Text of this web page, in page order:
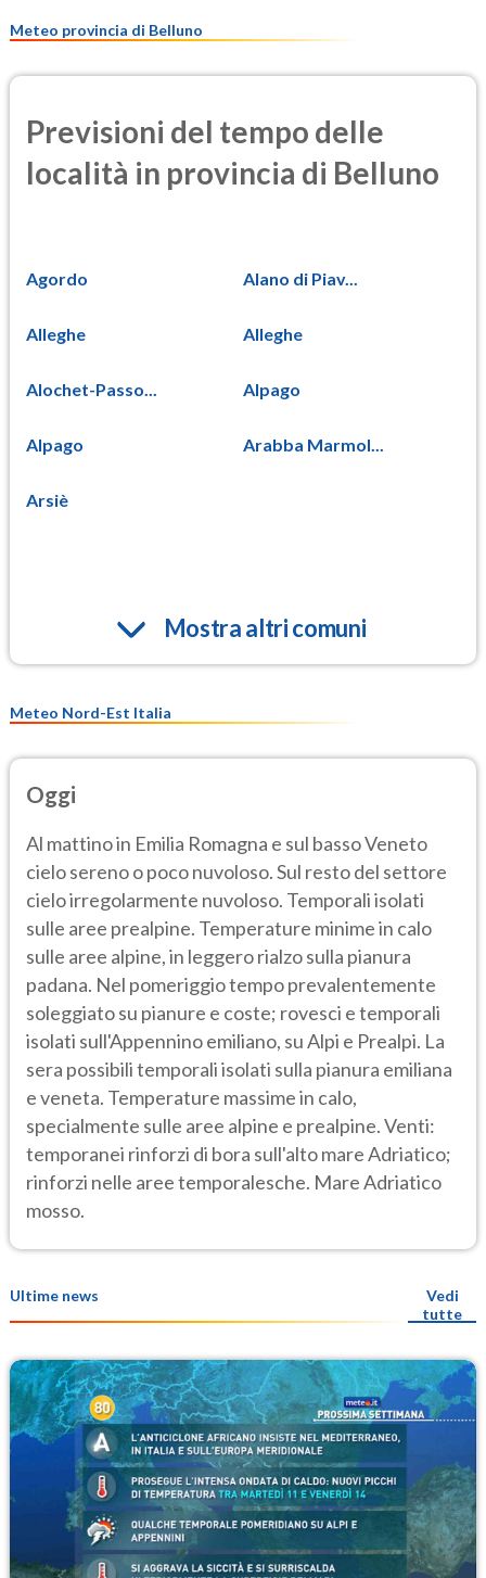
Meteo provincia di Belluno
Previsioni del tempo delle
località in provincia di Belluno
Agordo Alano di Piav...
Alleghe Alleghe
Alochet-Passo... Alpago
Alpago Arabba Marmol...
Arsiè
Mostra altri comuni
Meteo Nord-Est Italia
Oggi
Al mattino in Emilia Romagna e sul basso Veneto
cielo sereno o poco nuvoloso. Sul resto del settore
cielo irregolarmente nuvoloso. Temporali isolati
sulle aree prealpine. Temperature minime in calo
sulle aree alpine, in leggero rialzo sulla pianura
padana. Nel pomeriggio tempo prevalentemente
soleggiato su pianure e coste; rovesci e temporali
isolati sull'Appennino emiliano, su Alpi e Prealpi. La
sera possibili temporali isolati sulla pianura emiliana
e veneta. Temperature massime in calo,
specialmente sulle aree alpine e prealpine. Venti:
temporanei rinforzi di bora sull'alto mare Adriatico;
rinforzi nelle aree temporalesche. Mare Adriatico
mosso.
Ultime news
Vedi
tutte